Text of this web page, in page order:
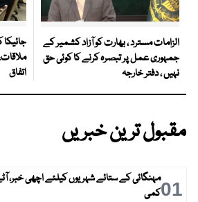
الزامات مسترد ، بھارت کو آزاد کشمیر کے
جمہوری عمل پر تبصرہ کرنے کا کوئی حق
نہیں ، دفتر خارجہ
اتفاق
مقبول ترین خبریں
01مہنگائی کے ستائے شہریوں کیلئے اچھی خبر،
کمی